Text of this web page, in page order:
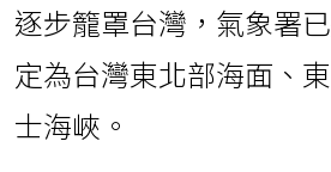
逐步籠罩台灣，氣象署
定為台灣東北部海面、
士海峽。